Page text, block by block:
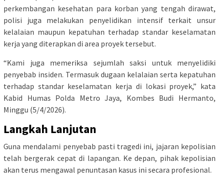
perkembangan kesehatan para korban yang tengah dirawat,
polisi juga melakukan penyelidikan intensif terkait unsur
kelalaian maupun kepatuhan terhadap standar keselamatan
kerja yang diterapkan di area proyek tersebut.
“Kami juga memeriksa sejumlah saksi untuk menyelidiki
penyebab insiden. Termasuk dugaan kelalaian serta kepatuhan
terhadap standar keselamatan kerja di lokasi proyek,” kata
Kabid Humas Polda Metro Jaya, Kombes Budi Hermanto,
Minggu (5/4/2026).
Langkah Lanjutan
Guna mendalami penyebab pasti tragedi ini, jajaran kepolisian
telah bergerak cepat di lapangan. Ke depan, pihak kepolisian
akan terus mengawal penuntasan kasus ini secara profesional.